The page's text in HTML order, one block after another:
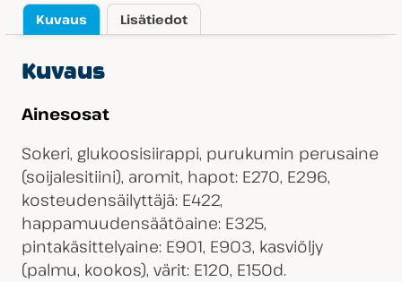
Kuvaus Lisätiedot
Kuvaus
Ainesosat
Sokeri, glukoosisiirappi, purukumin perusaine
(soijalesitiini), aromit, hapot: E270, E296,
kosteudensäilyttäjä: E422,
happamuudensäätöaine: E325,
pintakäsittelyaine: E901, E903, kasviöljy
(palmu, kookos), värit: E120, E150d.